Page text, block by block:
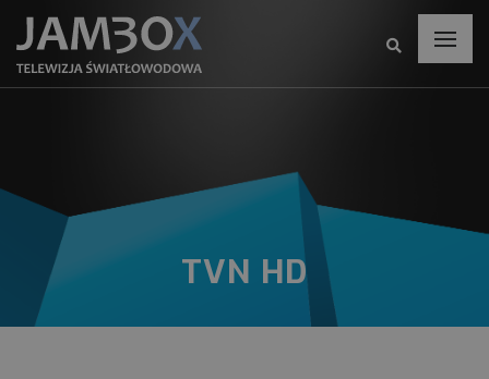
TVN HD